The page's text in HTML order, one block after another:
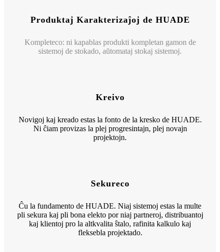
Produktaj Karakterizaĵoj de HUADE
Kompleteco: ni kapablas produkti kompletan gamon de
sistemoj de stokado, aŭtomataj stokaj sistemoj.
Kreivo
Novigoj kaj kreado estas la fonto de la kresko de HUADE.
Ni ĉiam provizas la plej progresintajn, plej novajn
projektojn.
Sekureco
Ĉu la fundamento de HUADE. Niaj sistemoj estas la multe
pli sekura kaj pli bona elekto por niaj partneroj, distribuantoj
kaj klientoj pro la altkvalita ŝtalo, rafinita kalkulo kaj
fleksebla projektado.